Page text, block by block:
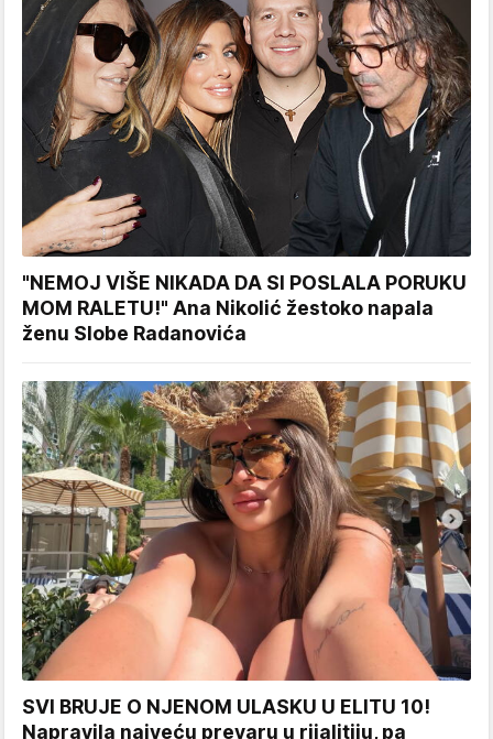
"NEMOJ VIŠE NIKADA DA SI POSLALA PORUKU
MOM RALETU!" Ana Nikolić žestoko napala
ženu Slobe Radanovića
SVI BRUJE O NJENOM ULASKU U ELITU 10!
Napravila najveću prevaru u rijalitiju, pa